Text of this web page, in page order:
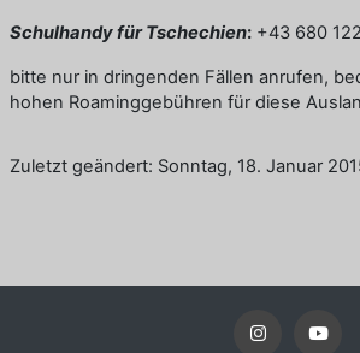
Schulhandy für Tschechien: +43 680
bitte nur in dringenden Fällen anrufen,
hohen Roaminggebühren für diese
Zuletzt geändert: Sonntag, 18. Januar